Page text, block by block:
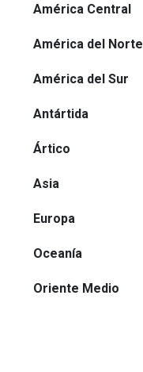
América Central
América del Norte
América del Sur
Antártida
Ártico
Asia
Europa
Oceanía
Oriente Medio